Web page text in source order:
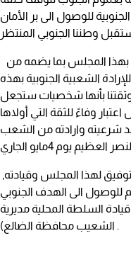
للوصول الى بر الأمان
الشعبية الجنوبية بهذه
وثقتنا بأنها شخصيات ستجعل
وفاءً للثقة التي أولاها
شرعيته وارادته من الشعب
للوصول الى الهدف الجنوبي
السلطة المحلية مديرية
الشعيب محافظة الضالع) .